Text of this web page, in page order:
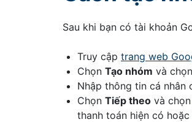
Sau khi bạn có tài khoản
Truy cập trang web
Chọn Tạo nhóm và
Nhập thông tin cá nhân
Chọn Tiếp theo và
thanh toán hiện có